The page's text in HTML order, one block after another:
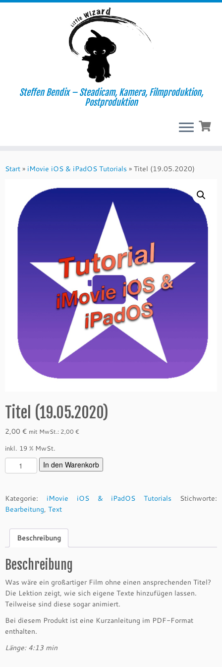
Inhalt
Steffen Bendix – Steadicam, Kamera, Filmproduktion,
Postproduktion
Start » iMovie iOS & iPadOS Tutorials » Titel (19.05.2020)
Titel (19.05.2020)
2,00 € mit MwSt.: 2,00 €
inkl. 19 % MwSt.
i
e
l
9.
5.
2
0
2
0)
q
u
t
In den Warenkorb
Kategorie: iMovie iOS & iPadOS Tutorials
Stichworte:
Bearbeitung, Text
Beschreibung
Beschreibung
Was wäre ein großartiger Film ohne einen ansprechenden Titel?
Die Lektion zeigt, wie sich eigene Texte hinzufügen lassen.
Teilweise sind diese sogar animiert.
Bei diesem Produkt ist eine Kurzanleitung im PDF-Format
enthalten.
Länge: 4:13 min